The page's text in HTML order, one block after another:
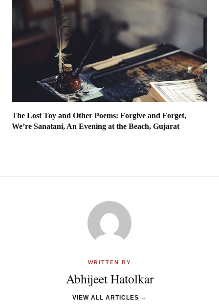
The Lost Toy and Other Poems: Forgive and Forget,
We’re Sanatani, An Evening at the Beach, Gujarat
WRITTEN BY
Abhijeet Hatolkar
VIEW ALL ARTICLES →